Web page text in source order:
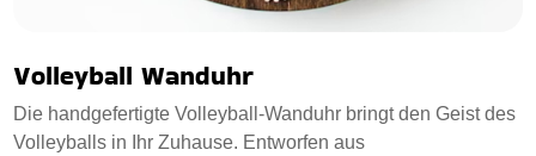
Volleyball Wanduhr
Die handgefertigte Volleyball-Wanduhr bringt den Geist des
Volleyballs in Ihr Zuhause. Entworfen aus